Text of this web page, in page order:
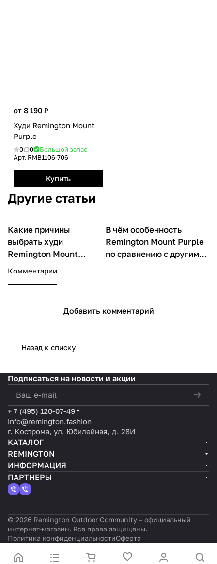
от 8 190 ₽
Худи Remington Mount
Рurple
0 0
Большой запас
Арт. RMB1106-706
Купить
Другие статьи
О товарах
Какие причины
выбрать худи
Remington Mount
Purple именно сейчас
О товарах
В чём особенность
Remington Mount Purple
по сравнению с другими
Комментарии
Добавить комментарий
Назад к списку
Подписаться на новости и акции
+ 7 (495) 120-07-49
info@remington.fashion
г. Кострома, ул. Юбилейная, д. 28И
КАТАЛОГ
REMINGTON
ИНФОРМАЦИЯ
ПАРТНЕРЫ
© 2026 Remington Outdoor Community – официальный
интернет-магазин. Все права защищены.
Политика конфиденциальностиОферта